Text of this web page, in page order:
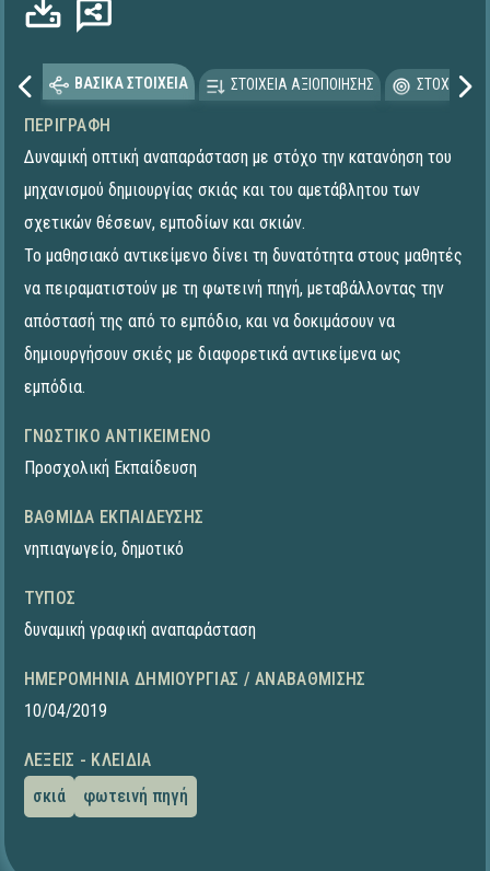
ΒΑΣΙΚΑ ΣΤΟΙΧΕΙΑ ΣΤΟΙΧΕΙΑ ΑΞΙΟΠΟΙΗΣΗΣ
ΠΕΡΙΓΡΑΦΉ
Δυναμική οπτική αναπαράσταση με στόχο την κατανόηση του
μηχανισμού δημιουργίας σκιάς και του αμετάβλητου των
σχετικών θέσεων, εμποδίων και σκιών.
Το μαθησιακό αντικείμενο δίνει τη δυνατότητα στους μαθητές
να πειραματιστούν με τη φωτεινή πηγή, μεταβάλλοντας την
απόστασή της από το εμπόδιο, και να δοκιμάσουν να
δημιουργήσουν σκιές με διαφορετικά αντικείμενα ως
εμπόδια.
ΓΝΩΣΤΙΚΌ ΑΝΤΙΚΕΊΜΕΝΟ
Προσχολική Εκπαίδευση
ΒΑΘΜΊΔΑ ΕΚΠΑΊΔΕΥΣΗΣ
νηπιαγωγείο, δημοτικό
ΤΎΠΟΣ
δυναμική γραφική αναπαράσταση
ΗΜΕΡΟΜΗΝΊΑ ΔΗΜΙΟΥΡΓΊΑΣ / ΑΝΑΒΆΘΜΙΣΗΣ
10/04/2019
ΛΈΞΕΙΣ - ΚΛΕΙΔΙΆ
σκιά
φωτεινή πηγή